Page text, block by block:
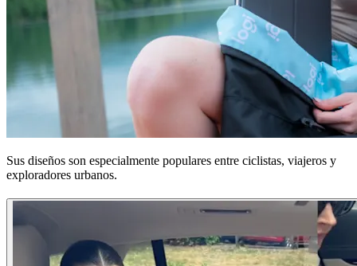
Sus diseños son especialmente populares entre ciclistas, viajeros y
exploradores urbanos.